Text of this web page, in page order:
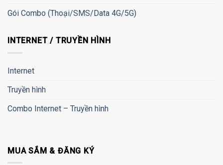
Gói Combo (Thoại/SMS/Data 4G/5G)
INTERNET / TRUYỀN HÌNH
Internet
Truyền hình
Combo Internet – Truyền hình
MUA SẮM & ĐĂNG KÝ